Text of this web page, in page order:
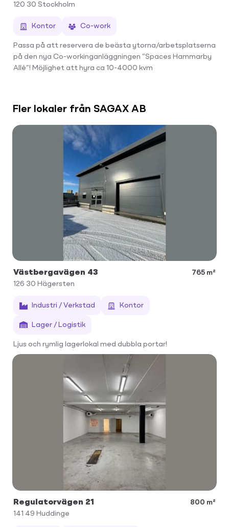
120 30 Stockholm
Kontor Co-work
Passa på att reservera de beästa ytorna/arbetsplatserna
på den nya Co-workinganläggningen ”Spaces Hammarby
Allé”! Möjlighet att hyra ca 10-4000 kvm
Fler lokaler från SAGAX AB
Västbergavägen 43
765 m²
126 30 Hägersten
Industri / Verkstad Kontor
Lager / Logistik
Ljus och rymlig lagerlokal med dubbla portar!
Regulatorvägen 21
800 m²
141 49 Huddinge